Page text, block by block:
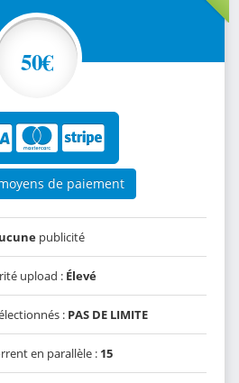
50€
de paiement
publicité
upload : Élevé
: PAS DE LIMITE
en parallèle : 15